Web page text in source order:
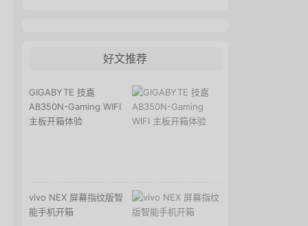
好文推荐
GIGABYTE 技嘉
AB350N-Gaming WIFI
主板开箱体验
vivo NEX 屏幕指纹版智
能手机开箱